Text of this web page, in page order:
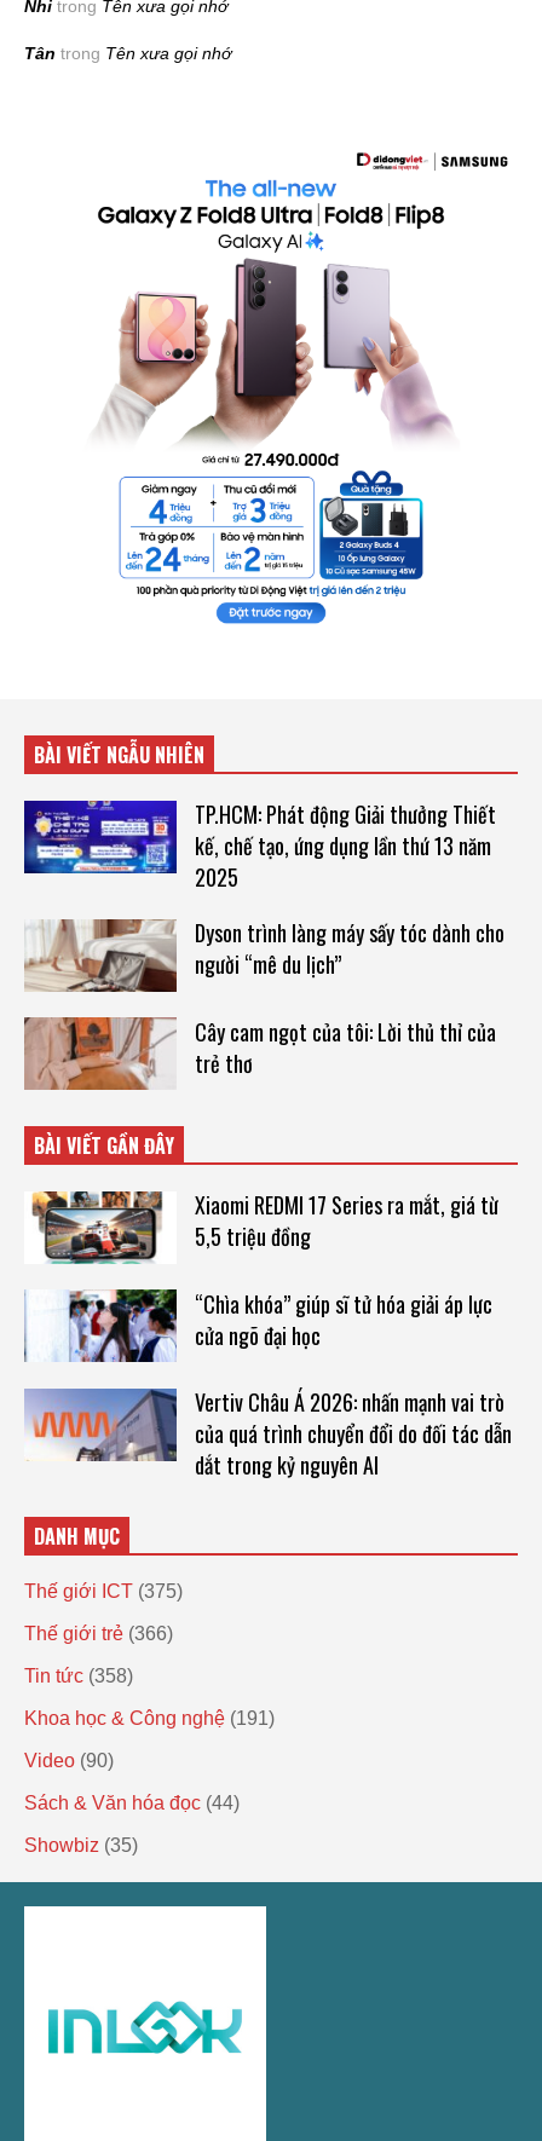
Nhi trong Tên xưa gọi nhớ
Tân trong Tên xưa gọi nhớ
BÀI VIẾT NGẪU NHIÊN
TP.HCM: Phát động Giải thưởng Thiết
kế, chế tạo, ứng dụng lần thứ 13 năm
2025
Dyson trình làng máy sấy tóc dành cho
người “mê du lịch”
Cây cam ngọt của tôi: Lời thủ thỉ của
trẻ thơ
BÀI VIẾT GẦN ĐÂY
Xiaomi REDMI 17 Series ra mắt, giá từ
5,5 triệu đồng
“Chìa khóa” giúp sĩ tử hóa giải áp lực
cửa ngõ đại học
Vertiv Châu Á 2026: nhấn mạnh vai trò
của quá trình chuyển đổi do đối tác dẫn
dắt trong kỷ nguyên AI
DANH MỤC
Thế giới ICT (375)
Thế giới trẻ (366)
Tin tức (358)
Khoa học & Công nghệ (191)
Video (90)
Sách & Văn hóa đọc (44)
Showbiz (35)